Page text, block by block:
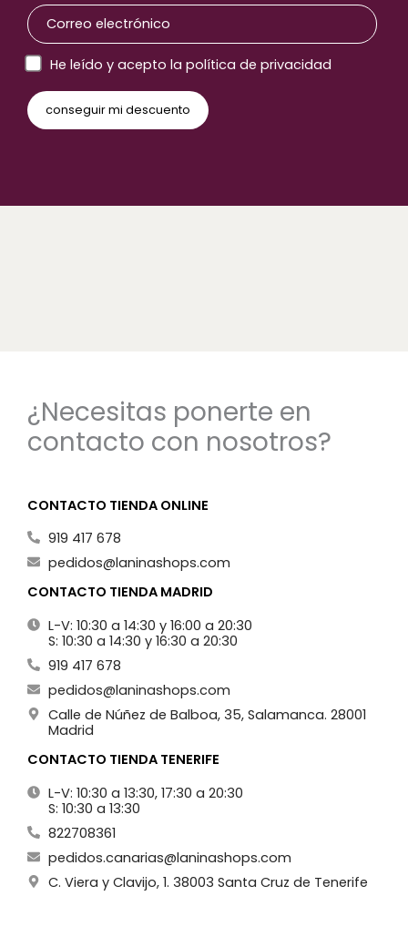
He leído y acepto la política de privacidad
¿Necesitas ponerte en
contacto con nosotros?
CONTACTO TIENDA ONLINE
919 417 678
pedidos@laninashops.com
CONTACTO TIENDA MADRID
L-V: 10:30 a 14:30 y 16:00 a 20:30
S: 10:30 a 14:30 y 16:30 a 20:30
919 417 678
pedidos@laninashops.com
Calle de Núñez de Balboa, 35, Salamanca. 28001
Madrid
CONTACTO TIENDA TENERIFE
L-V: 10:30 a 13:30, 17:30 a 20:30
S: 10:30 a 13:30
822708361
pedidos.canarias@laninashops.com
C. Viera y Clavijo, 1. 38003 Santa Cruz de Tenerife